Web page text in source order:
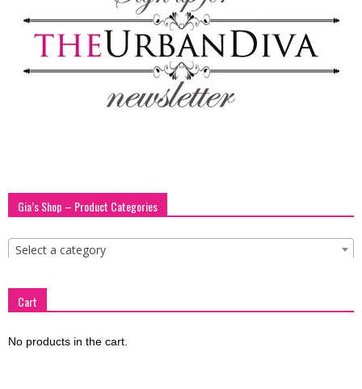
Gia’s Shop – Product Categories
Select a category
Cart
No products in the cart.